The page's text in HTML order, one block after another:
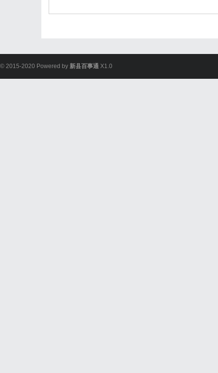
© 2015-2020 Powered by 新县百事通 X1.0